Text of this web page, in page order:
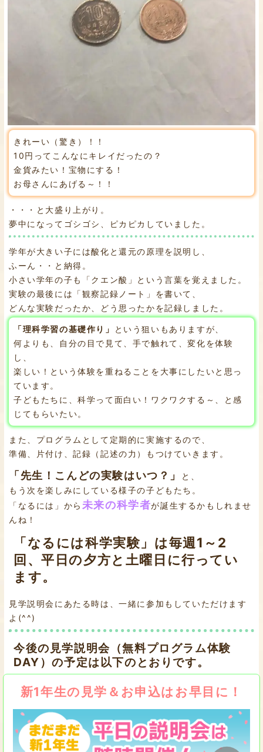
きれーい（驚き）！！
10円ってこんなにキレイだったの？
金貨みたい！宝物にする！
お母さんにあげる～！！
・・・と大盛り上がり。
夢中になってゴシゴシ、ピカピカしていました。
学年が大きい子には酸化と還元の原理を説明し、
ふーん・・と納得。
小さい学年の子も「クエン酸」という言葉を覚えました。
実験の最後には「観察記録ノート」を書いて、
どんな実験だったか、どう思ったかを記録しました。
「理科学習の基礎作り」
という狙いもありますが、
何よりも、自分の目で見て、手で触れて、変化を体験
し、
楽しい！という体験を重ねることを大事にしたいと思っ
ています。
子どもたちに、科学って面白い！ワクワクする～、と感
じてもらいたい。
また、プログラムとして定期的に実施するので、
準備、片付け、記録（記述の力）もつけていきます。
「先生！こんどの実験はいつ？」
と、
もう次を楽しみにしている様子の子どもたち。
「なるには」から 未来の科学者が誕生するかもしれませ
んね！
「なるには科学実験」は毎週1～2
回、平日の夕方と土曜日に行ってい
ます。
見学説明会にあたる時は、一緒に参加もしていただけます
よ(^^)
今後の見学説明会（無料プログラム体験
DAY）の予定は以下のとおりです。
新1年生の見学＆お申込はお早目に！